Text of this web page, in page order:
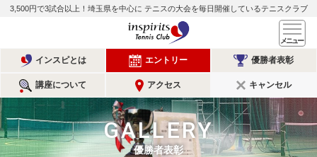
3,500円で3試合以上！埼玉県を中心に テニスの大会を毎日開催しているテニスクラブ
インスピリッツテニスクラ
インスピとは エントリー 優勝者表彰
講座について アクセス キャンセル
GALLERY
優勝者表彰